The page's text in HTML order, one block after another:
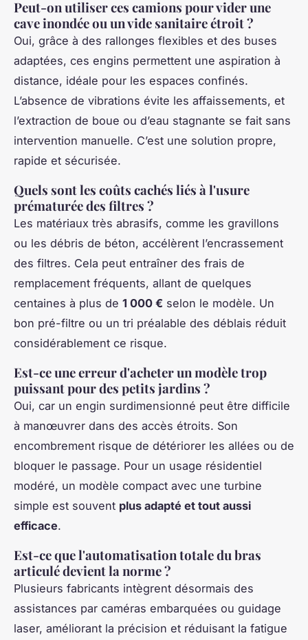
Peut-on utiliser ces camions pour vider une
cave inondée ou un vide sanitaire étroit ?
Oui, grâce à des rallonges flexibles et des buses
adaptées, ces engins permettent une aspiration à
distance, idéale pour les espaces confinés.
L’absence de vibrations évite les affaissements, et
l’extraction de boue ou d’eau stagnante se fait sans
intervention manuelle. C’est une solution propre,
rapide et sécurisée.
Quels sont les coûts cachés liés à l'usure
prématurée des filtres ?
Les matériaux très abrasifs, comme les gravillons
ou les débris de béton, accélèrent l’encrassement
des filtres. Cela peut entraîner des frais de
remplacement fréquents, allant de quelques
centaines à plus de 1 000 € selon le modèle. Un
bon pré-filtre ou un tri préalable des déblais réduit
considérablement ce risque.
Est-ce une erreur d'acheter un modèle trop
puissant pour des petits jardins ?
Oui, car un engin surdimensionné peut être difficile
à manœuvrer dans des accès étroits. Son
encombrement risque de détériorer les allées ou de
bloquer le passage. Pour un usage résidentiel
modéré, un modèle compact avec une turbine
simple est souvent plus adapté et tout aussi
efficace.
Est-ce que l'automatisation totale du bras
articulé devient la norme ?
Plusieurs fabricants intègrent désormais des
assistances par caméras embarquées ou guidage
laser, améliorant la précision et réduisant la fatigue